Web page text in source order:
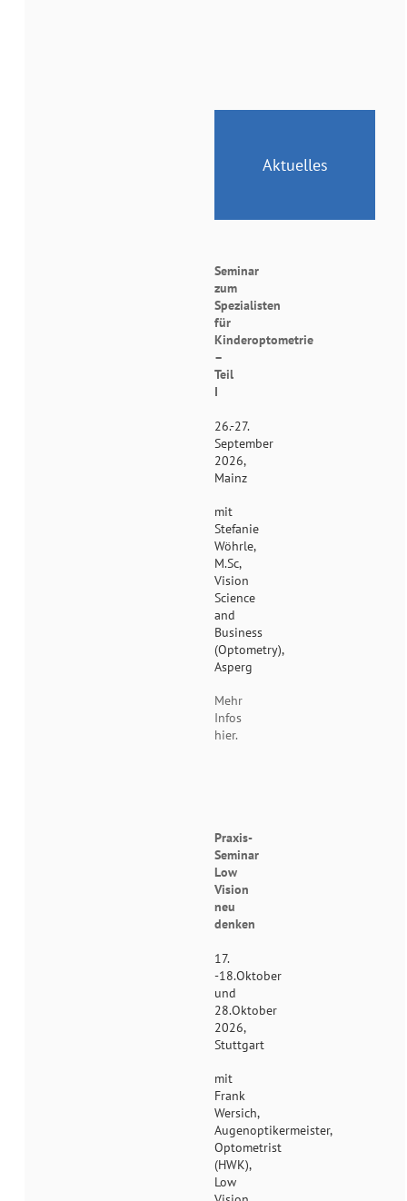
Aktuelles
Seminar
zum
Spezialisten
für
Kinderoptometrie
–
Teil
I
26.-27.
September
2026,
Mainz
mit
Stefanie
Wöhrle,
M.Sc,
Vision
Science
and
Business
(Optometry),
Asperg
Mehr
Infos
hier.
Praxis-
Seminar
Low
Vision
neu
denken
17.
-18.Oktober
und
28.Oktober
2026,
Stuttgart
mit
Frank
Wersich,
Augenoptikermeister,
Optometrist
(HWK),
Low